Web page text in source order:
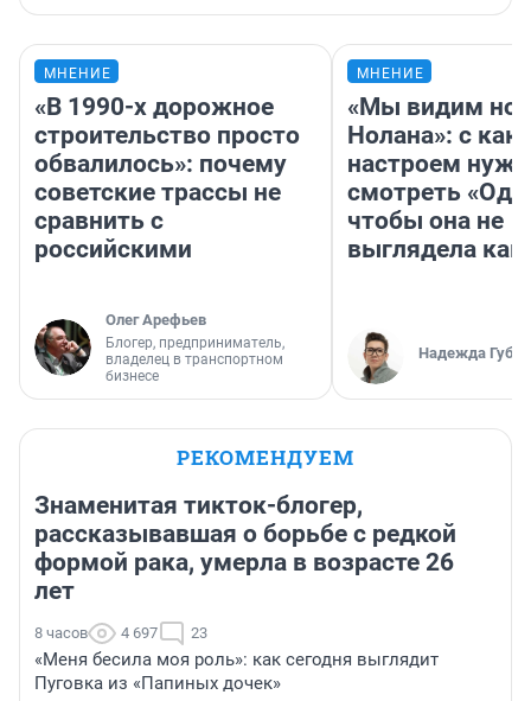
МНЕНИЕ
«В 1990-х дорожное
строительство просто
обвалилось»: почему
советские трассы не
сравнить с
российскими
Олег Арефьев
Блогер, предприниматель,
владелец в транспортном
бизнесе
МНЕНИЕ
«Мы видим
Нолана»: с
настроем
смотреть
чтобы она не
выглядела как
Надежда
РЕКОМЕНДУЕМ
Знаменитая тикток-блогер,
рассказывавшая о борьбе с редкой
формой рака, умерла в возрасте 26
лет
8 часов 4 697 23
«Меня бесила моя роль»: как сегодня выглядит
Пуговка из «Папиных дочек»